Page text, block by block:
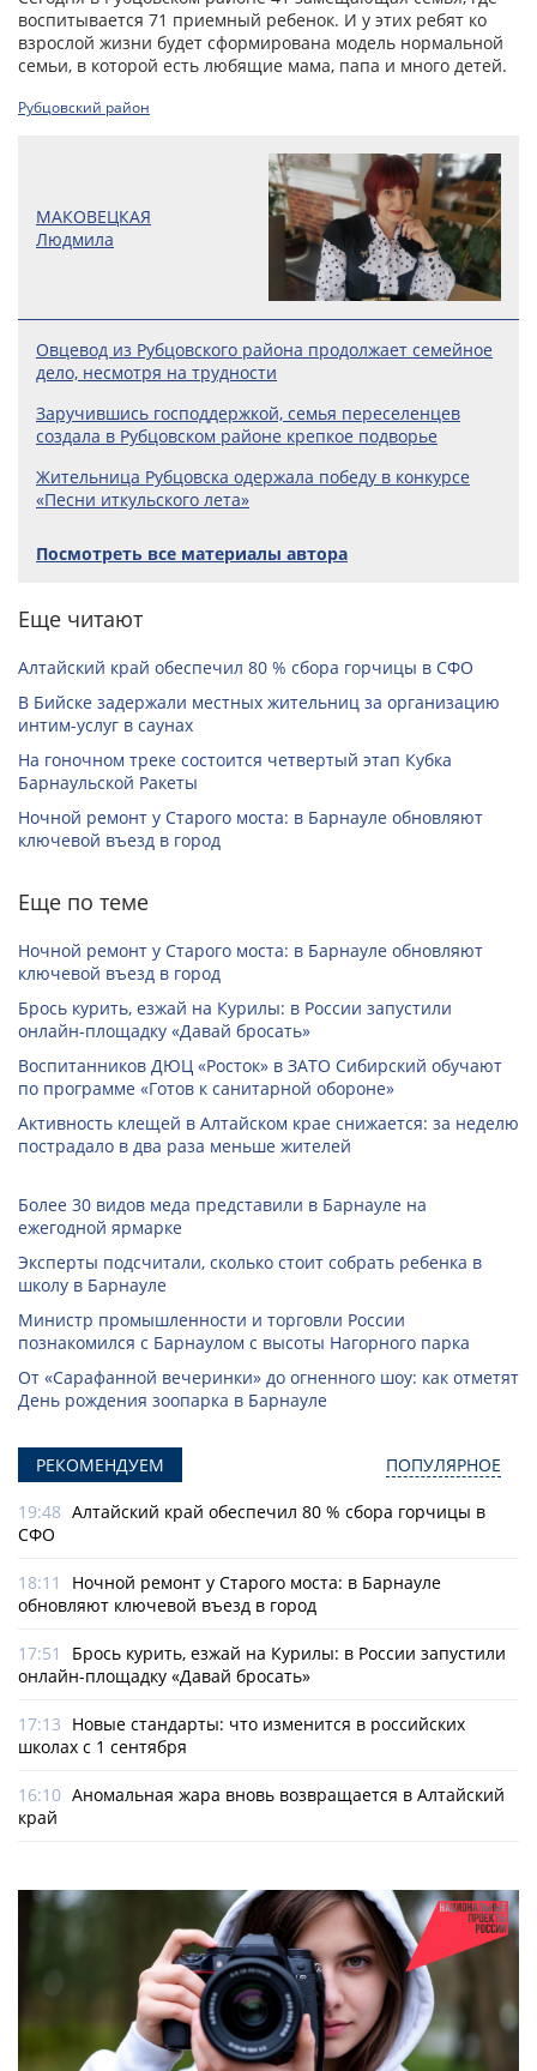
воспитывается 71 приемный ребенок. И у этих ребят ко
взрослой жизни будет сформирована модель нормальной
семьи, в которой есть любящие мама, папа и много детей.
Рубцовский район
МАКОВЕЦКАЯ
Людмила
Овцевод из Рубцовского района продолжает семейное
дело, несмотря на трудности
Заручившись господдержкой, семья переселенцев
создала в Рубцовском районе крепкое подворье
Жительница Рубцовска одержала победу в конкурсе
«Песни иткульского лета»
Посмотреть все материалы автора
Еще читают
Алтайский край обеспечил 80 % сбора горчицы в СФО
В Бийске задержали местных жительниц за организацию
интим-услуг в саунах
На гоночном треке состоится четвертый этап Кубка
Барнаульской Ракеты
Ночной ремонт у Старого моста: в Барнауле обновляют
ключевой въезд в город
Еще по теме
Ночной ремонт у Старого моста: в Барнауле обновляют
ключевой въезд в город
Брось курить, езжай на Курилы: в России запустили
онлайн-­площадку «Давай бросать»
Воспитанников ДЮЦ «Росток» в ЗАТО Сибирский обучают
по программе «Готов к санитарной обороне»
Активность клещей в Алтайском крае снижается: за неделю
пострадало в два раза меньше жителей
Более 30 видов меда представили в Барнауле на
ежегодной ярмарке
Эксперты подсчитали, сколько стоит собрать ребенка в
школу в Барнауле
Министр промышленности и торговли России
познакомился с Барнаулом с высоты Нагорного парка
От «Сарафанной вечеринки» до огненного шоу: как отметят
День рождения зоопарка в Барнауле
РЕКОМЕНДУЕМ ПОПУЛЯРНОЕ
19:48 Алтайский край обеспечил 80 % сбора горчицы в
СФО
18:11
Ночной ремонт у Старого моста: в Барнауле
обновляют ключевой въезд в город
17:51
Брось курить, езжай на Курилы: в России запустили
онлайн-­площадку «Давай бросать»
17:13 Новые стандарты: что изменится в российских
школах с 1 сентября
16:10 Аномальная жара вновь возвращается в Алтайский
край